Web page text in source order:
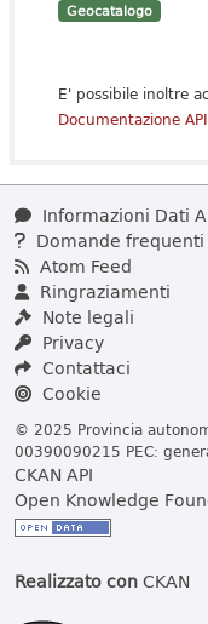
Geocatalogo
E' possibile inoltre
Documentazione API
Informazioni Dati
Domande frequenti
Atom Feed
Ringraziamenti
Note legali
Privacy
Contattaci
Cookie
© 2025 Provincia
00390090215 PEC:
CKAN API
Open Knowledge
Realizzato conCKAN